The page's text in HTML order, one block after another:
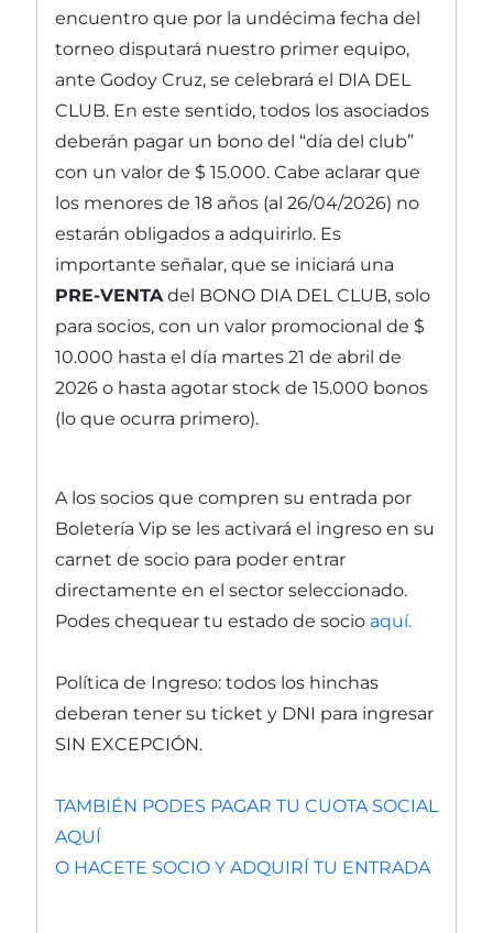
encuentro que por la undécima fecha del
torneo disputará nuestro primer equipo,
ante Godoy Cruz, se celebrará el DIA DEL
CLUB. En este sentido, todos los asociados
deberán pagar un bono del “día del club”
con un valor de $ 15.000. Cabe aclarar que
los menores de 18 años (al 26/04/2026) no
estarán obligados a adquirirlo. Es
importante señalar, que se iniciará una
PRE-VENTAdel BONO DIA DEL CLUB, solo
para socios, con un valor promocional de $
10.000 hasta el día martes 21 de abril de
2026 o hasta agotar stock de 15.000 bonos
(lo que ocurra primero).
A los socios que compren su entrada por
Boletería Vip se les activará el ingreso en su
carnet de socio para poder entrar
directamente en el sector seleccionado.
Podes chequear tu estado de socio aquí.
Política de Ingreso: todos los hinchas
deberan tener su ticket y DNI para ingresar
SIN EXCEPCIÓN.
TAMBIÉN PODES PAGAR TU CUOTA SOCIAL
AQUÍ
O HACETE SOCIO Y ADQUIRÍ TU ENTRADA